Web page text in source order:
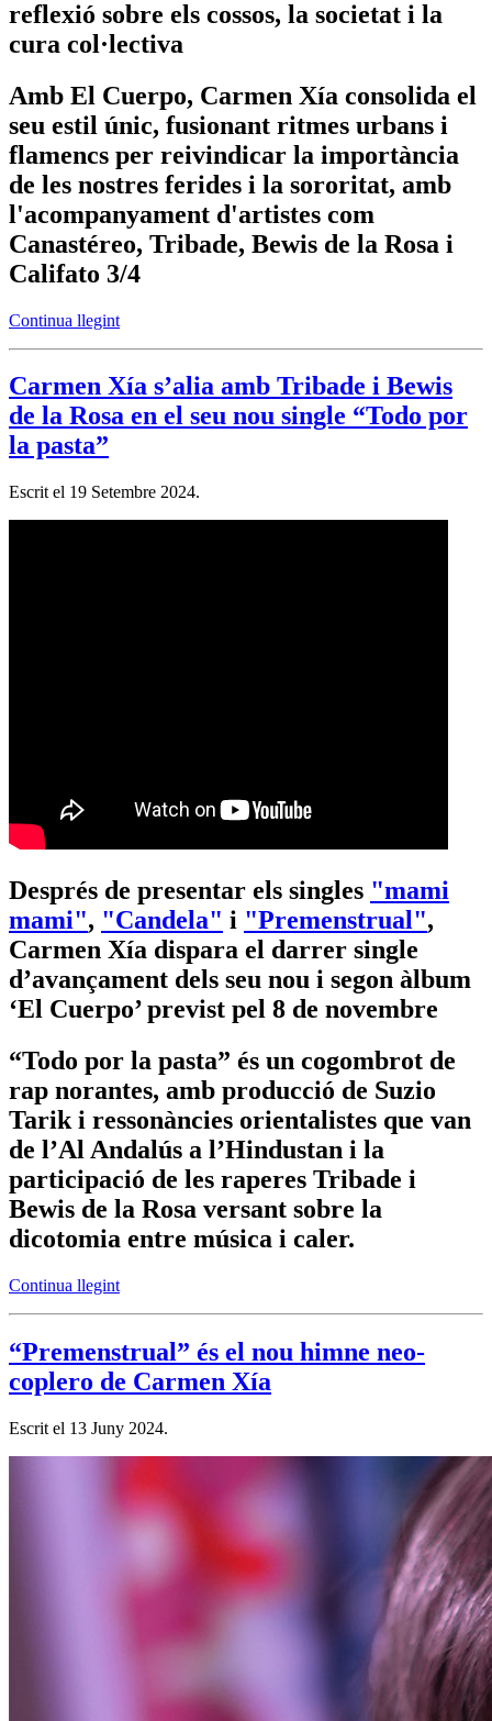
reflexió sobre els cossos, la societat i la
cura col·lectiva
Amb El Cuerpo, Carmen Xía consolida el
seu estil únic, fusionant ritmes urbans i
flamencs per reivindicar la importància
de les nostres ferides i la sororitat, amb
l'acompanyament d'artistes com
Canastéreo, Tribade, Bewis de la Rosa i
Califato 3/4
Continua llegint
Carmen Xía s’alia amb Tribade i Bewis
de la Rosa en el seu nou single “Todo por
la pasta”
Escrit el 19 Setembre 2024.
Després de presentar els singles "mami
mami", "Candela" i "Premenstrual",
Carmen Xía dispara el darrer single
d’avançament dels seu nou i segon àlbum
‘El Cuerpo’ previst pel 8 de novembre
“Todo por la pasta” és un cogombrot de
rap norantes, amb producció de Suzio
Tarik i ressonàncies orientalistes que van
de l’Al Andalús a l’Hindustan i la
participació de les raperes Tribade i
Bewis de la Rosa versant sobre la
dicotomia entre música i caler.
Continua llegint
“Premenstrual” és el nou himne neo-
coplero de Carmen Xía
Escrit el 13 Juny 2024.